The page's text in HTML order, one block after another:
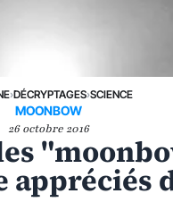
›DÉCRYPTAGES›SCIENCE
MOONBOW
26 octobre 2016